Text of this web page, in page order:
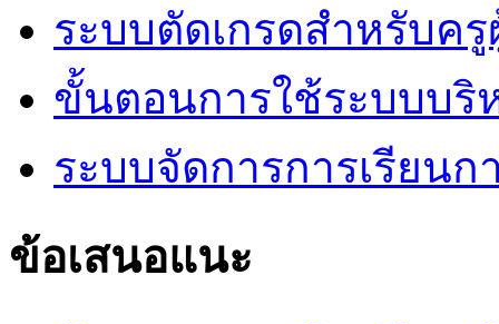
ระบบตัดเกรดสำหรับค
ขั้นตอนการใช้ระบบบริ
ระบบจัดการการเรียน
ข้อเสนอแนะ